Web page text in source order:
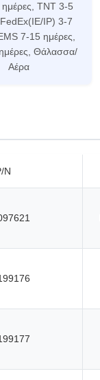
TNT 3-5
IP) 3-7
7-15 ημέρες,
Θάλασσα/
Αέρα
N